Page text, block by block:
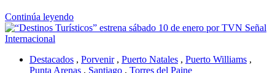
Continúa leyendo
Destacados , Porvenir, Puerto Natales , Puerto Williams ,
Punta Arenas , Santiago , Torres del Paine